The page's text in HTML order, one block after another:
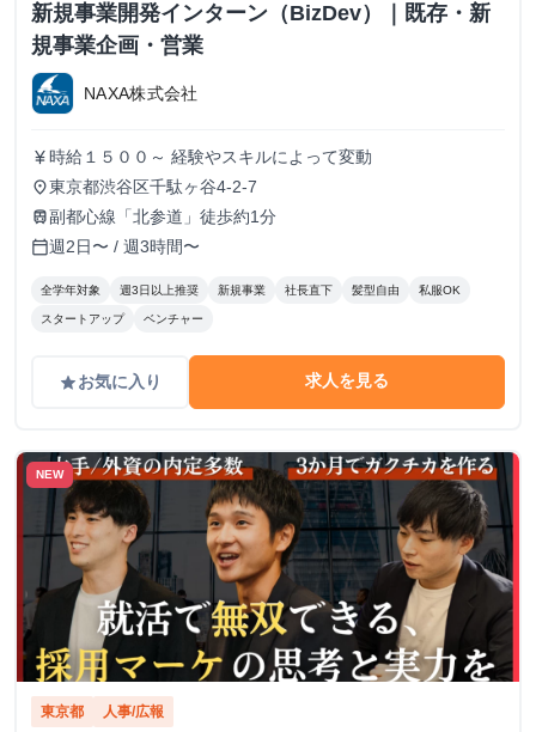
新規事業開発インターン（BizDev）｜既存・新
規事業企画・営業
NAXA株式会社
currency_yen 時給１５００～ 経験やスキルによって変動
place東京都渋谷区千駄ヶ谷4-2-7
train副都心線「北参道」徒歩約1分
calendar_today週2日〜 / 週3時間〜
全学年対象 週3日以上推奨 新規事業 社長直下 髪型自由 私服OK
スタートアップ ベンチャー
gradeお気に入り 求人を見る
NEW
東京都 人事/広報